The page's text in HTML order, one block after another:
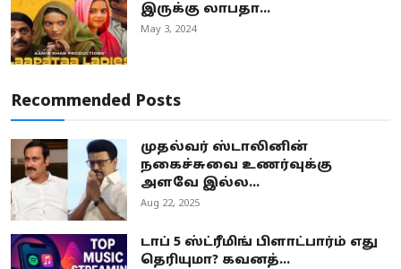
இருக்கு லாபதா...
May 3, 2024
Recommended Posts
முதல்வர் ஸ்டாலினின்
நகைச்சுவை உணர்வுக்கு
அளவே இல்ல...
Aug 22, 2025
டாப் 5 ஸ்ட்ரீமிங் பிளாட்பார்ம் எது
தெரியுமா? கவனத்...